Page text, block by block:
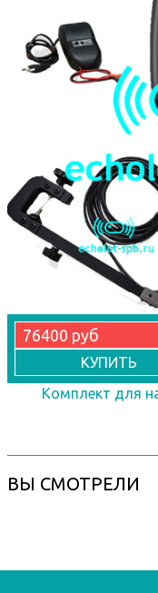
76400 руб
КУПИТЬ
Комплект для
ВЫ СМОТРЕЛИ